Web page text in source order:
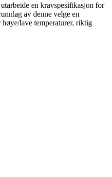
en kravspesifikasjon for
av denne velge en
lave temperaturer, riktig